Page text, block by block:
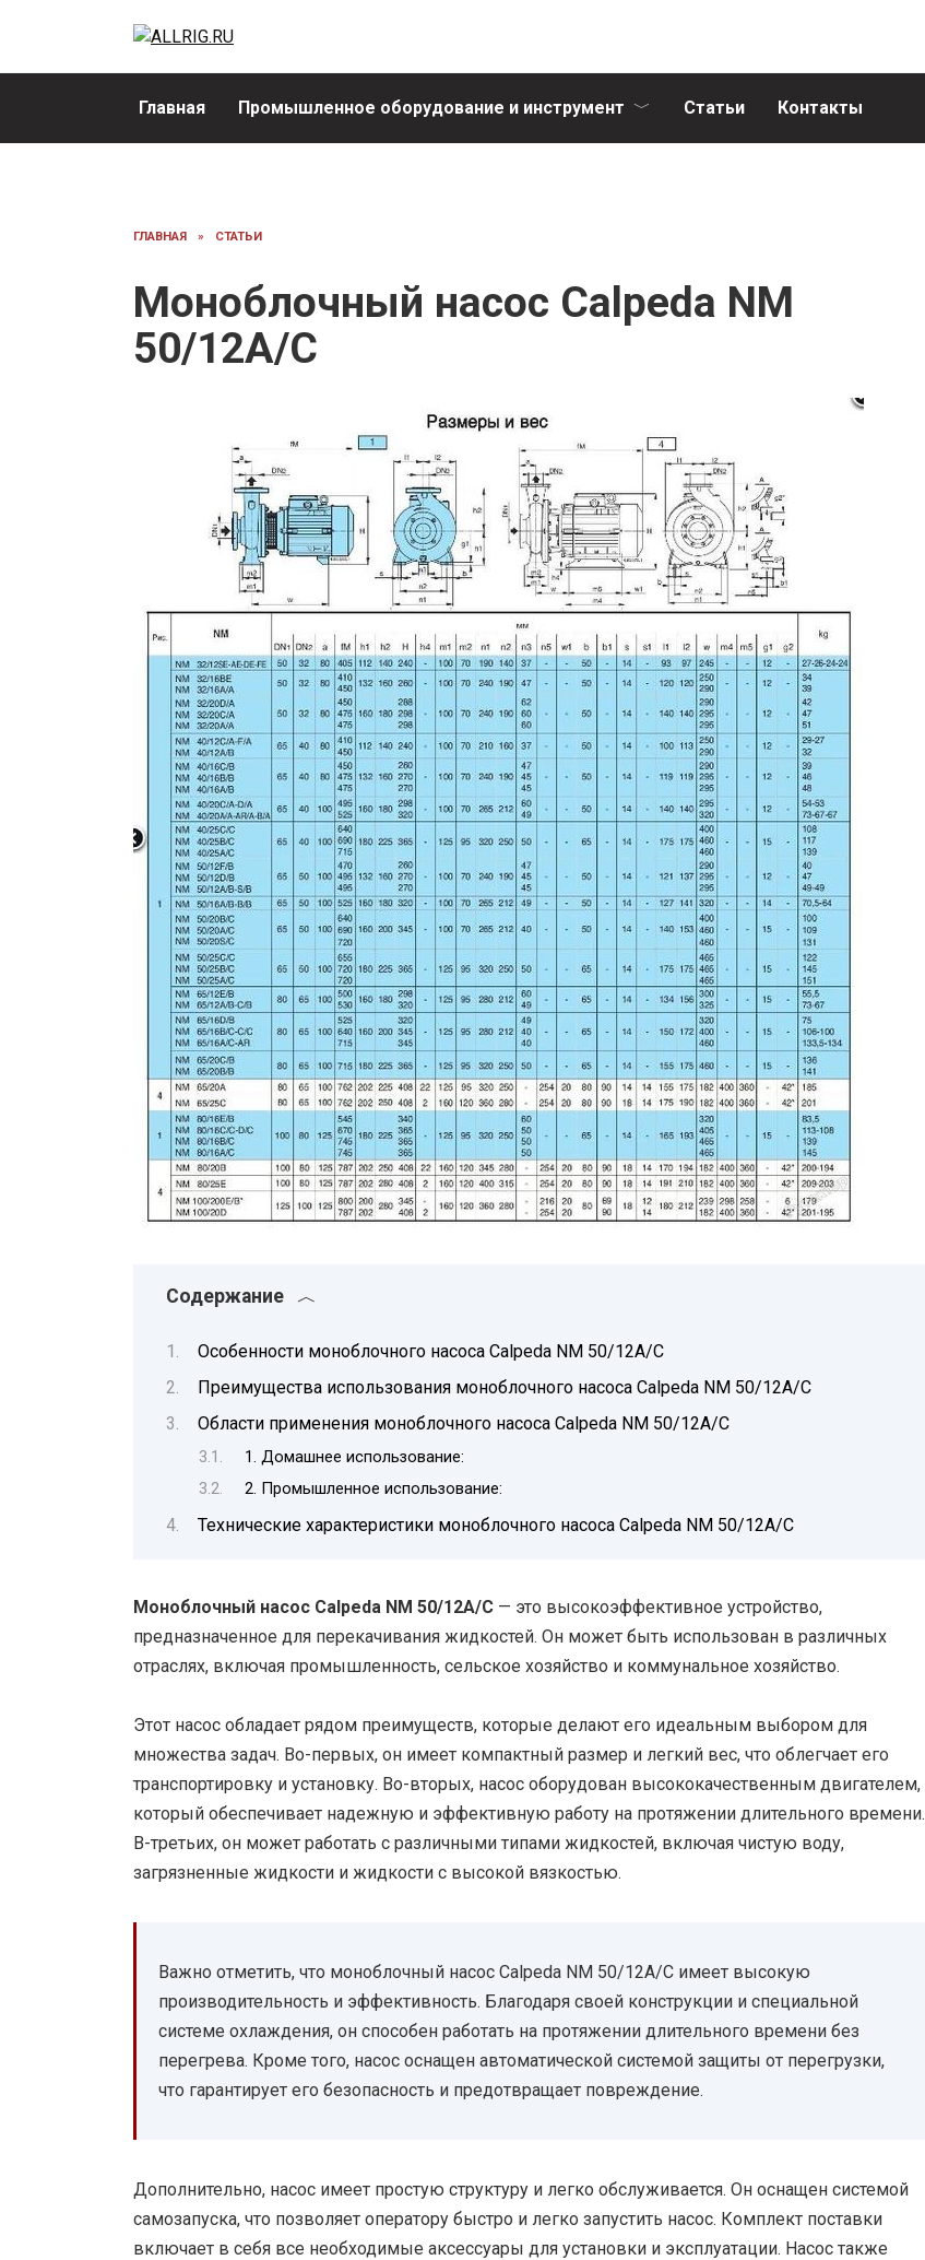
Главная Промышленное оборудование и инструмент Статьи Контакты
ГЛАВНАЯ » СТАТЬИ
Моноблочный насос Calpeda NM
50/12А/С
Содержание
Особенности моноблочного насоса Calpeda NM 50/12A/C
Преимущества использования моноблочного насоса Calpeda NM 50/12A/C
Области применения моноблочного насоса Calpeda NM 50/12A/C
1. Домашнее использование:
2. Промышленное использование:
Технические характеристики моноблочного насоса Calpeda NM 50/12A/C
Моноблочный насос Calpeda NM 50/12A/C — это высокоэффективное устройство,
предназначенное для перекачивания жидкостей. Он может быть использован в различных
отраслях, включая промышленность, сельское хозяйство и коммунальное хозяйство.
Этот насос обладает рядом преимуществ, которые делают его идеальным выбором для
множества задач. Во-первых, он имеет компактный размер и легкий вес, что облегчает его
транспортировку и установку. Во-вторых, насос оборудован высококачественным двигателем,
который обеспечивает надежную и эффективную работу на протяжении длительного времени.
В-третьих, он может работать с различными типами жидкостей, включая чистую воду,
загрязненные жидкости и жидкости с высокой вязкостью.
Важно отметить, что моноблочный насос Calpeda NM 50/12A/C имеет высокую
производительность и эффективность. Благодаря своей конструкции и специальной
системе охлаждения, он способен работать на протяжении длительного времени без
перегрева. Кроме того, насос оснащен автоматической системой защиты от перегрузки,
что гарантирует его безопасность и предотвращает повреждение.
Дополнительно, насос имеет простую структуру и легко обслуживается. Он оснащен системой
самозапуска, что позволяет оператору быстро и легко запустить насос. Комплект поставки
включает в себя все необходимые аксессуары для установки и эксплуатации. Насос также